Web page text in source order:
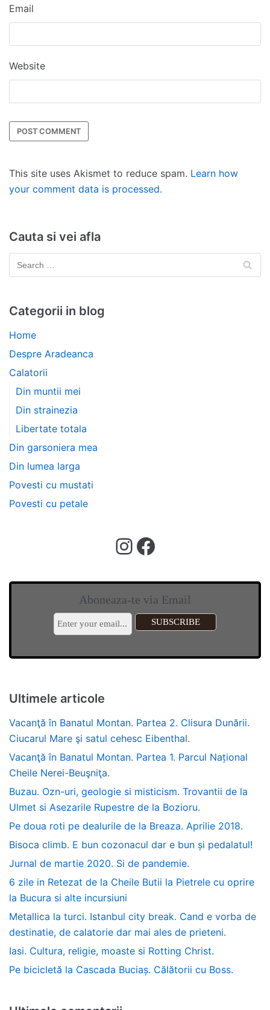
Email
Website
This site uses Akismet to reduce spam. Learn how
your comment data is processed.
Cauta si vei afla
Categorii in blog
Home
Despre Aradeanca
Calatorii
Din muntii mei
Din strainezia
Libertate totala
Din garsoniera mea
Din lumea larga
Povesti cu mustati
Povesti cu petale
Aboneaza-te via Email
Ultimele articole
Vacanţă în Banatul Montan. Partea 2. Clisura Dunării.
Ciucarul Mare şi satul cehesc Eibenthal.
Vacanţă în Banatul Montan. Partea 1. Parcul Național
Cheile Nerei-Beuşniţa.
Buzau. Ozn-uri, geologie si misticism. Trovantii de la
Ulmet si Asezarile Rupestre de la Bozioru.
Pe doua roti pe dealurile de la Breaza. Aprilie 2018.
Bisoca climb. E bun cozonacul dar e bun și pedalatul!
Jurnal de martie 2020. Si de pandemie.
6 zile in Retezat de la Cheile Butii la Pietrele cu oprire
la Bucura si alte incursiuni
Metallica la turci. Istanbul city break. Cand e vorba de
destinatie, de calatorie dar mai ales de prieteni.
Iasi. Cultura, religie, moaste si Rotting Christ.
Pe bicicletă la Cascada Buciaș. Călătorii cu Boss.